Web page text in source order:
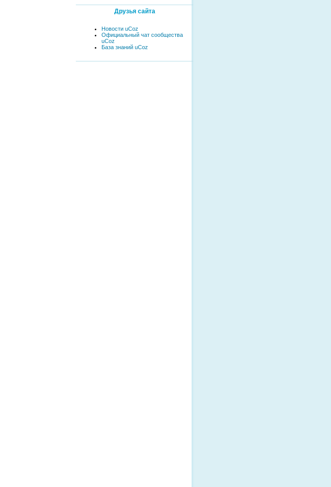
Друзья сайта
Новости uCoz
Официальный чат сообщества
uCoz
База знаний uCoz